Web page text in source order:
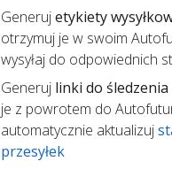
Generujetykiety
otrzymuj je w swoim
wysyłaj do odpowiednich
Generuj linki do śledzenia
je z powrotem do
automatycznie aktualizuj
przesyłek